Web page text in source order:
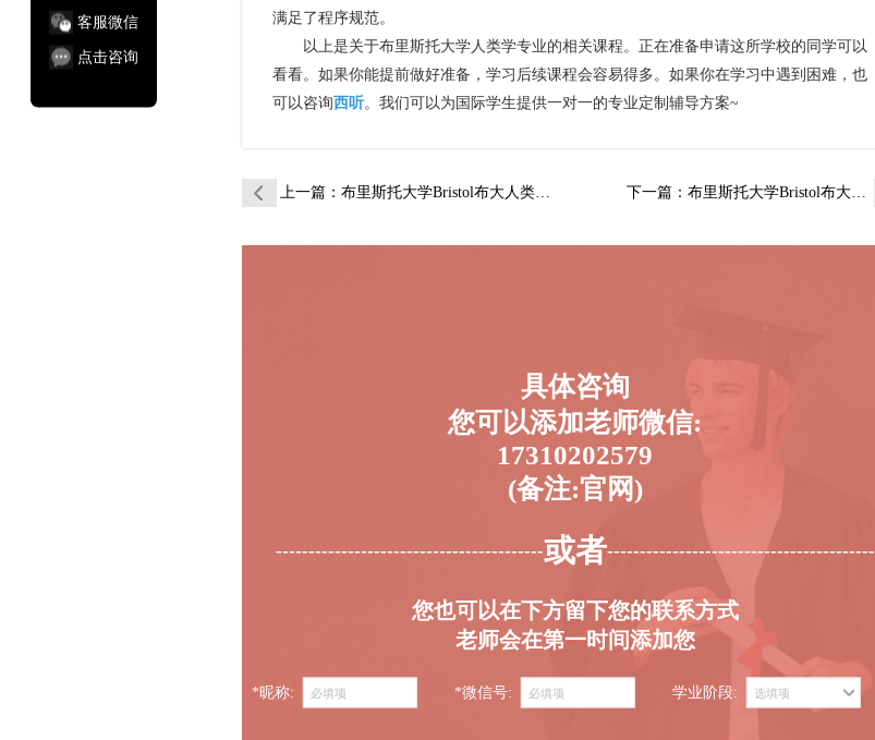
满足了程序规范。
以上是关于布里斯托大学人类学专业的相关课程。正在准备申请这所学校的同学可以
看看。如果你能提前做好准备，学习后续课程会容易得多。如果你在学习中遇到困难，也
可以咨询西听。我们可以为国际学生提供一对一的专业定制辅导方案~
上一篇：布里斯托大学Bristol布大人类学辅导… 下一篇 ：布里斯托大学Bristol布大人类学辅导…
具体咨询
您可以添加老师微信:
17310202579
(备注:官网)
-----------------------------------------或者-----------------------------------------
您也可以在下方留下您的联系方式
老师会在第一时间添加您
*昵称: *微信号: 学业阶段:
客服微信
点击咨询